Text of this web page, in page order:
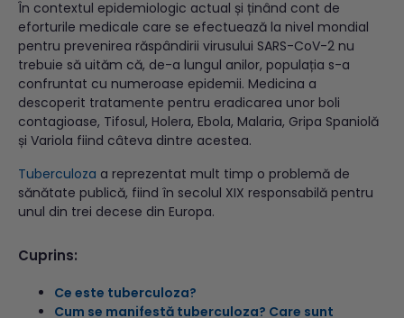
În contextul epidemiologic actual și ținând cont de
eforturile medicale care se efectuează la nivel mondial
pentru prevenirea răspândirii virusului SARS-CoV-2 nu
trebuie să uităm că, de-a lungul anilor, populația s-a
confruntat cu numeroase epidemii. Medicina a
descoperit tratamente pentru eradicarea unor boli
contagioase, Tifosul, Holera, Ebola, Malaria, Gripa Spaniolă
și Variola fiind câteva dintre acestea.
Tuberculoza a reprezentat mult timp o problemă de
sănătate publică, fiind în secolul XIX responsabilă pentru
unul din trei decese din Europa.
Cuprins:
Ce este tuberculoza?
Cum se manifestă tuberculoza? Care sunt